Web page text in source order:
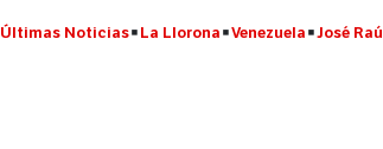
Últimas Noticias La Llorona Venezuela José